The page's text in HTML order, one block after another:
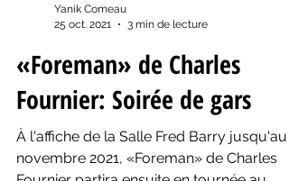
3 min de lecture
«Foreman» de Charles
Fournier: Soirée de gars
À l'affiche de la Salle Fred Barry jusqu'au